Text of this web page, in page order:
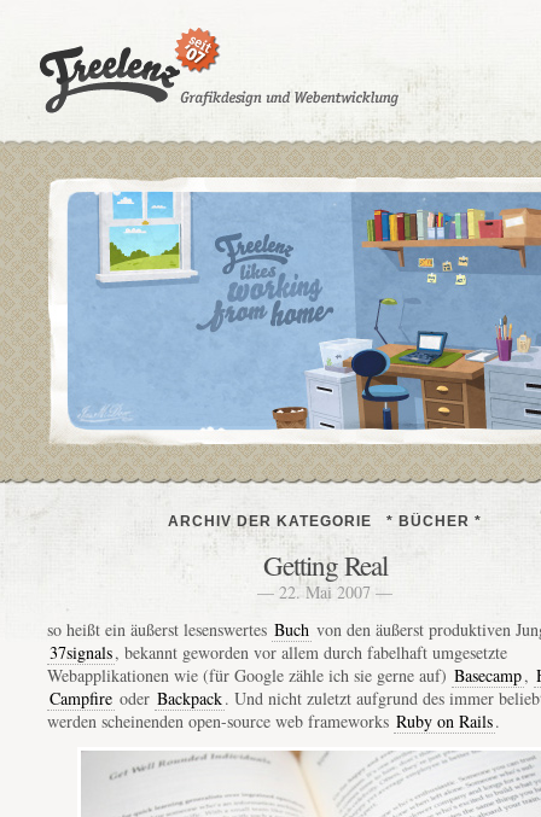
ARCHIV DER KATEGORIE * BÜCHER *
Getting Real
— 22. Mai 2007 —
so heißt ein äußerst lesenswertes Buch von den äußerst produktiven
37signals, bekannt geworden vor allem durch fabelhaft umgesetzte
Webapplikationen wie (für Google zähle ich sie gerne auf) Basecamp,
Campfire oder Backpack. Und nicht zuletzt aufgrund des immer
werden scheinenden open-source web frameworks Ruby on Rails.